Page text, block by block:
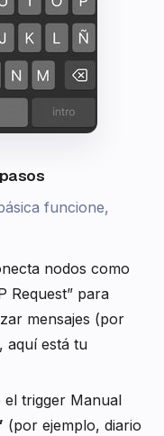
funcione,
nodos como
Request” para
mensajes (por
aquí está tu
el trigger Manual
(por ejemplo, diario